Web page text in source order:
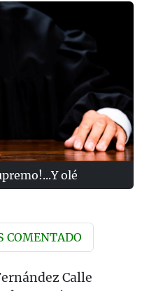
olé
COMENTADO
Calle